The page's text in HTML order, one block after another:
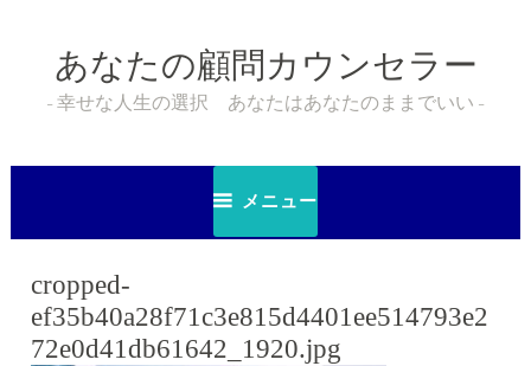
へ
あなたの顧問カウンセラー
幸せな人生の選択 あなたはあなたのままでいい
メニュー
cropped-
ef35b40a28f71c3e815d4401ee514793e2
72e0d41db61642_1920.jpg